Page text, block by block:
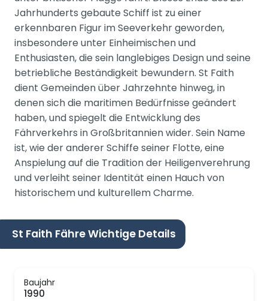
Jahrhunderts gebaute Schiff ist zu einer
erkennbaren Figur im Seeverkehr geworden,
insbesondere unter Einheimischen und
Enthusiasten, die sein langlebiges Design und seine
betriebliche Beständigkeit bewundern. St Faith
dient Gemeinden über Jahrzehnte hinweg, in
denen sich die maritimen Bedürfnisse geändert
haben, und spiegelt die Entwicklung des
Fährverkehrs in Großbritannien wider. Sein Name
ist, wie der anderer Schiffe seiner Flotte, eine
Anspielung auf die Tradition der Heiligenverehrung
und verleiht seiner Identität einen Hauch von
historischem und kulturellem Charme.
St Faith Fähre Wichtige Details
Baujahr
1990